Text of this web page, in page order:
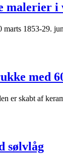
malerier i
1853-29.
med
er skabt af
sølvlåg